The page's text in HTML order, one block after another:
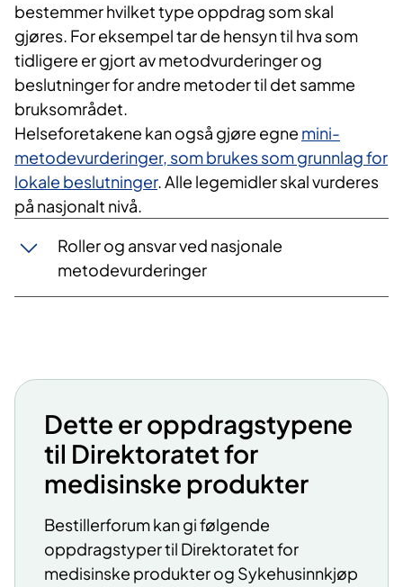
bestemmer hvilket type oppdrag som skal
gjøres. For eksempel tar de hensyn til hva som
tidligere er gjort av metodvurderinger og
beslutninger for andre metoder til det samme
bruksområdet.
Helseforetakene kan også gjøre egne mini-
metodevurderinger, som brukes som grunnlag for
lokale beslutninger. Alle legemidler skal vurderes
på nasjonalt nivå.
Roller og ansvar ved nasjonale
metodevurderinger
Dette er oppdragstypene
til Direktoratet for
medisinske produkter
Bestillerforum kan gi følgende
oppdragstyper til Direktoratet for
medisinske produkter og Sykehusinnkjøp